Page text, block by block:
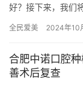
好？接下来，我们
郫…
全民爱美 2024年10
合肥中诺口腔
善术后复查